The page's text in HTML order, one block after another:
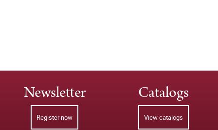
Newsletter
Register now
Catalogs
View catalogs